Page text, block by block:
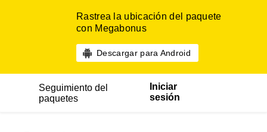
Rastrea la ubicación del paquete
con Megabonus
Descargar para Android
Seguimiento del
paquetes
Iniciar
sesión